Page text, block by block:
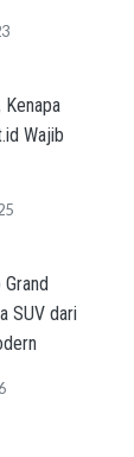
Kenapa
Wajib
SUV dari